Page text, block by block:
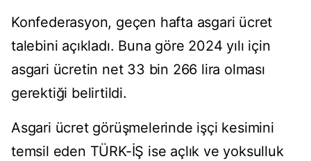
Konfederasyon, geçen hafta asgari ücret
talebini açıkladı. Buna göre 2024 yılı için
asgari ücretin net 33 bin 266 lira olması
gerektiği belirtildi.
Asgari ücret görüşmelerinde işçi kesimini
temsil eden TÜRK-İŞ ise açlık ve yoksulluk